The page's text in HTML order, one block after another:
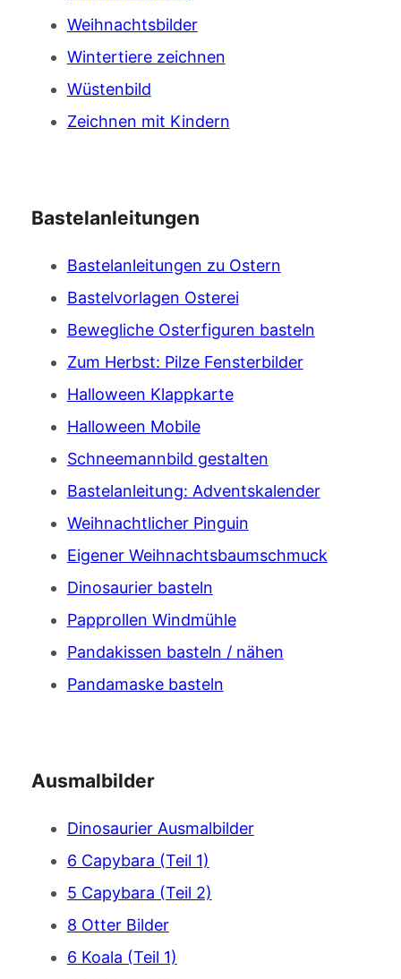
Weihnachtsbilder
Wintertiere zeichnen
Wüstenbild
Zeichnen mit Kindern
Bastelanleitungen
Bastelanleitungen zu Ostern
Bastelvorlagen Osterei
Bewegliche Osterfiguren basteln
Zum Herbst: Pilze Fensterbilder
Halloween Klappkarte
Halloween Mobile
Schneemannbild gestalten
Bastelanleitung: Adventskalender
Weihnachtlicher Pinguin
Eigener Weihnachtsbaumschmuck
Dinosaurier basteln
Papprollen Windmühle
Pandakissen basteln / nähen
Pandamaske basteln
Ausmalbilder
Dinosaurier Ausmalbilder
6 Capybara (Teil 1)
5 Capybara (Teil 2)
8 Otter Bilder
6 Koala (Teil 1)